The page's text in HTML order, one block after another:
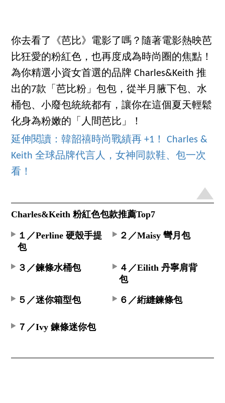
你去看了《芭比》電影了嗎？隨著電影熱映芭
比狂愛的粉紅色，也再度成為時尚圈的焦點！
為你精選小資女首選的品牌 Charles&Keith 推
出的7款「芭比粉」包包，從半月腋下包、水
桶包、小廢包統統都有，讓你在這個夏天輕鬆
化身為粉嫩的「人間芭比」！
延伸閱讀：韓韶禧時尚戰績再 +1！ Charles &
Keith 全球品牌代言人，女神同款鞋、包一次
看！
Charles&Keith 粉紅色包款推薦Top7
１／Perline 硬殼手提
包
２／Maisy 彎月包
３／鍊條水桶包
４／Eilith 丹寧肩背
包
５／迷你箱型包 ６／絎縫鍊條包
７／Ivy 鍊條迷你包